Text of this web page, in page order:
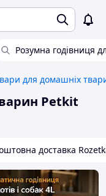
Розумна годівниця
Petkit
доставка